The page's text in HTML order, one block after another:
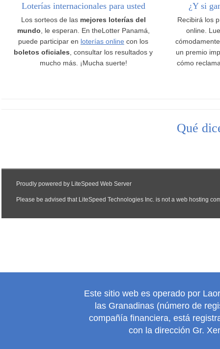
Loterías internacionales para usted
Los sorteos de las mejores loterías del
mundo , le esperan. En theLotter Panamá,
puede participar en loterías online con los
boletos oficiales , consultar los resultados y
mucho más. ¡Mucha suerte!
¿Y si
Recibirá los
online.
un premio
cómo
Qué
Este sitio web es operado por
las Granadinas (número de
compañía financiera, está
con la dirección Gr.